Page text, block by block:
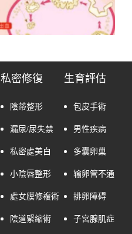
私密修復
陰蒂整形
漏尿/尿失禁
私密處美白
小陰唇整形
處女膜修複術
陰道緊縮術
生育評估
包皮手術
男性疾病
多囊卵巢
输卵管不通
排卵障碍
子宮腺肌症